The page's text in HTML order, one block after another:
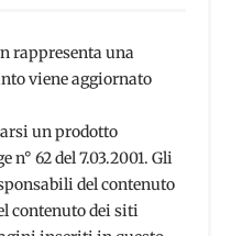
rappresenta una
viene aggiornato
un prodotto
n° 62 del 7.03.2001. Gli
del contenuto
contenuto dei siti